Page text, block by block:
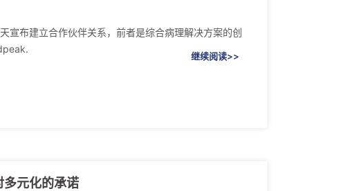
布建立合作伙伴关系，前者是综合病理解决方案的创
继续阅读>>
多元化的承诺